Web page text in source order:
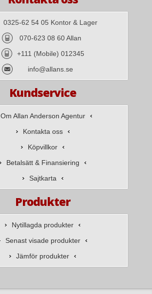
0325-62 54 05 Kontor & Lager
070-623 08 60 Allan
+111 (Mobile) 012345
info@allans.se
Kundservice
Om Allan Anderson Agentur
Kontakta oss
Köpvillkor
Betalsätt & Finansiering
Sajtkarta
Produkter
Nytillagda produkter
Senast visade produkter
Jämför produkter